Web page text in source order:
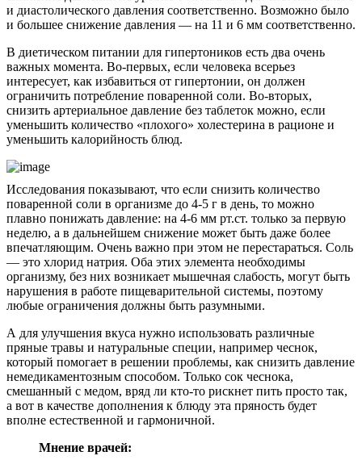
и диастолического давления соответственно. Возможно было
и большее снижение давления — на 11 и 6 мм соответственно.
В диетическом питании для гипертоников есть два очень
важных момента. Во-первых, если человека всерьез
интересует, как избавиться от гипертонии, он должен
ограничить потребление поваренной соли. Во-вторых,
снизить артериальное давление без таблеток можно, если
уменьшить количество «плохого» холестерина в рационе и
уменьшить калорийность блюд.
Исследования показывают, что если снизить количество
поваренной соли в организме до 4-5 г в день, то можно
плавно понижать давление: на 4-6 мм рт.ст. только за первую
неделю, а в дальнейшем снижение может быть даже более
впечатляющим. Очень важно при этом не перестараться. Соль
— это хлорид натрия. Оба этих элемента необходимы
организму, без них возникает мышечная слабость, могут быть
нарушения в работе пищеварительной системы, поэтому
любые ограничения должны быть разумными.
А для улучшения вкуса нужно использовать различные
пряные травы и натуральные специи, например чеснок,
который помогает в решении проблемы, как снизить давление
немедикаментозным способом. Только сок чеснока,
смешанный с медом, вряд ли кто-то рискнет пить просто так,
а вот в качестве дополнения к блюду эта пряность будет
вполне естественной и гармоничной.
Мнение врачей: